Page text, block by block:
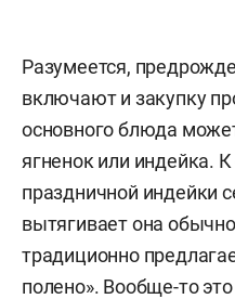
Разумеется,
включают и закупку
основного блюда
ягненок или индейка.
праздничной индейки
вытягивает она
традиционно
полено». Вообще-то